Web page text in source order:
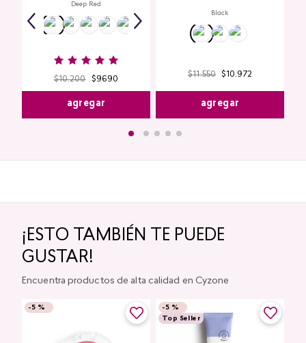
Deep Red
$10.200 $9690
agregar
Black
$11.550 $ 10.972
agregar
¡ESTO TAMBIÉN TE PUEDE
GUSTAR!
Encuentra productos de alta calidad en Cyzone
-5 % -5 %
Top Seller